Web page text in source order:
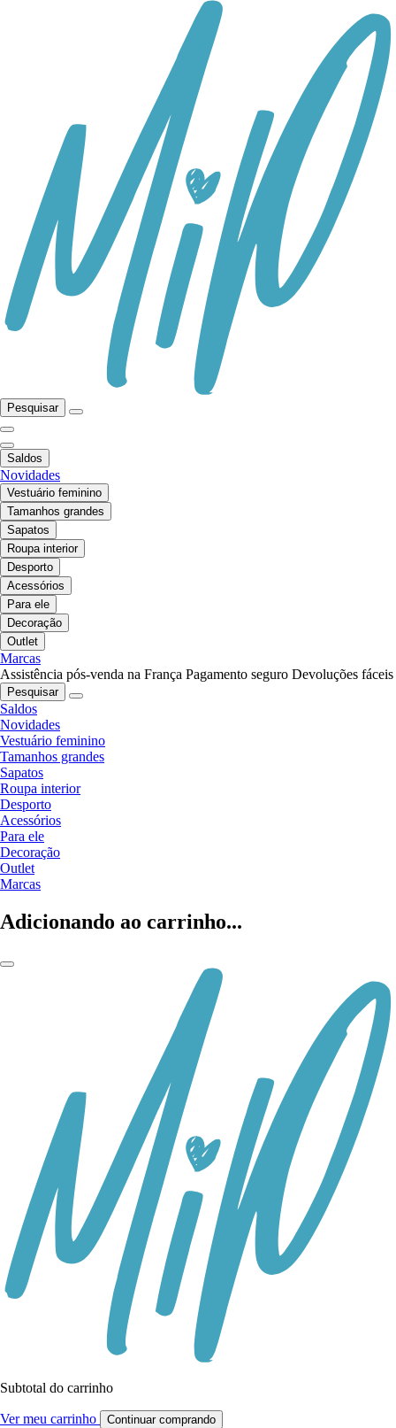
Pesquisar
Saldos
Novidades
Vestuário feminino
Tamanhos grandes
Sapatos
Roupa interior
Desporto
Acessórios
Para ele
Decoração
Outlet
Marcas
Assistência pós-venda na França Pagamento seguro Devoluções fáceis
Pesquisar
Saldos
Novidades
Vestuário feminino
Tamanhos grandes
Sapatos
Roupa interior
Desporto
Acessórios
Para ele
Decoração
Outlet
Marcas
Adicionando ao carrinho...
Subtotal do carrinho
Ver meu carrinho Continuar comprando